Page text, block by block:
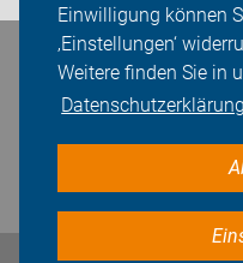
Einwilligung können
‚Einstellungen‘
Weitere finden Sie in
Bleiben Sie in Kontakt